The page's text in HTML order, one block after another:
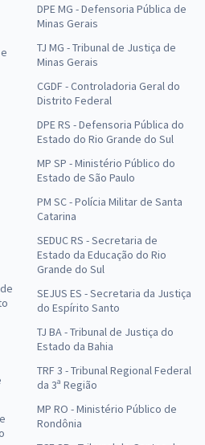
DPE MG - Defensoria Pública de
Minas Gerais
TJ MG - Tribunal de Justiça de
Minas Gerais
CGDF - Controladoria Geral do
Distrito Federal
DPE RS - Defensoria Pública do
Estado do Rio Grande do Sul
MP SP - Ministério Público do
Estado de São Paulo
PM SC - Polícia Militar de Santa
Catarina
SEDUC RS - Secretaria de
Estado da Educação do Rio
Grande do Sul
SEJUS ES - Secretaria da Justiça
do Espírito Santo
TJ BA - Tribunal de Justiça do
Estado da Bahia
TRF 3 - Tribunal Regional Federal
da 3ª Região
MP RO - Ministério Público de
Rondônia